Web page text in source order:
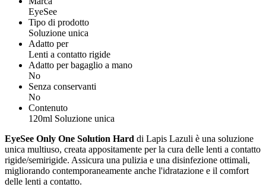
EyeSee
Tipo di prodotto
Soluzione unica
Adatto per
Lenti a contatto rigide
Adatto per bagaglio a mano
No
Senza conservanti
No
Contenuto
120ml Soluzione unica
EyeSee Only One Solution Hard di Lapis Lazuli è una soluzione
unica multiuso, creata appositamente per la cura delle lenti a contatto
rigide/semirigide. Assicura una pulizia e una disinfezione ottimali,
migliorando contemporaneamente anche l'idratazione e il comfort
delle lenti a contatto.